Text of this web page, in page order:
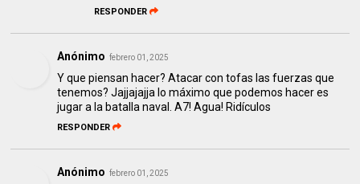
RESPONDER
Anónimo febrero 01, 2025
Y que piensan hacer? Atacar con tofas las fuerzas que
tenemos? Jajjajajja lo máximo que podemos hacer es
jugar a la batalla naval. A7! Agua! Ridículos
RESPONDER
Anónimo febrero 01, 2025